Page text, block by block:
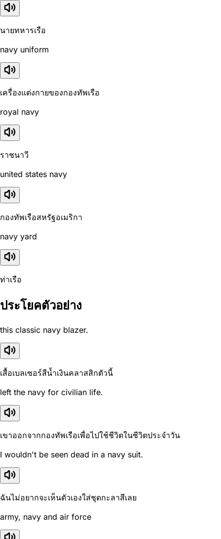
นายทหารเรือ
navy uniform
เครื่องแต่งกายของกองทัพเรือ
royal navy
ราชนาวี
united states navy
กองทัพเรือสหรัฐอเมริกา
navy yard
ท่าเรือ
ประโยคตัวอย่าง
this classic navy blazer.
เสื้อเบลเซอร์สีน้ำเงินคลาสสิกตัวนี้
left the navy for civilian life.
เขาออกจากกองทัพเรือเพื่อไปใช้ชีวิตในชีวิตประจำวัน
I wouldn't be seen dead in a navy suit.
ฉันไม่อยากจะเห็นตัวเองใส่ชุดกะลาสีเลย
army, navy and air force